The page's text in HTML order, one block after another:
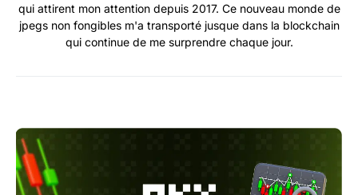
qui attirent mon attention depuis 2017. Ce nouveau monde de
jpegs non fongibles m'a transporté jusque dans la blockchain
qui continue de me surprendre chaque jour.